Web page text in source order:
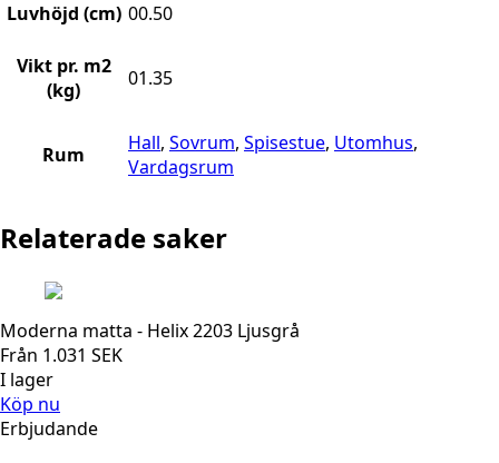
Luvhöjd (cm) 00.50
Vikt pr. m2
(kg)
01.35
Rum Hall, Sovrum, Spisestue, Utomhus,
Vardagsrum
Relaterade saker
Moderna matta - Helix 2203 Ljusgrå
Från 1.031 SEK
I lager
Köp nu
Erbjudande